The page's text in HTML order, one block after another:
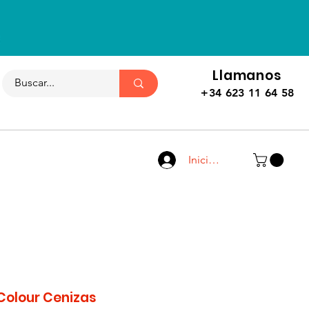
Llamanos
+34 623 11 64 58
Iniciar sesión
Cenizas